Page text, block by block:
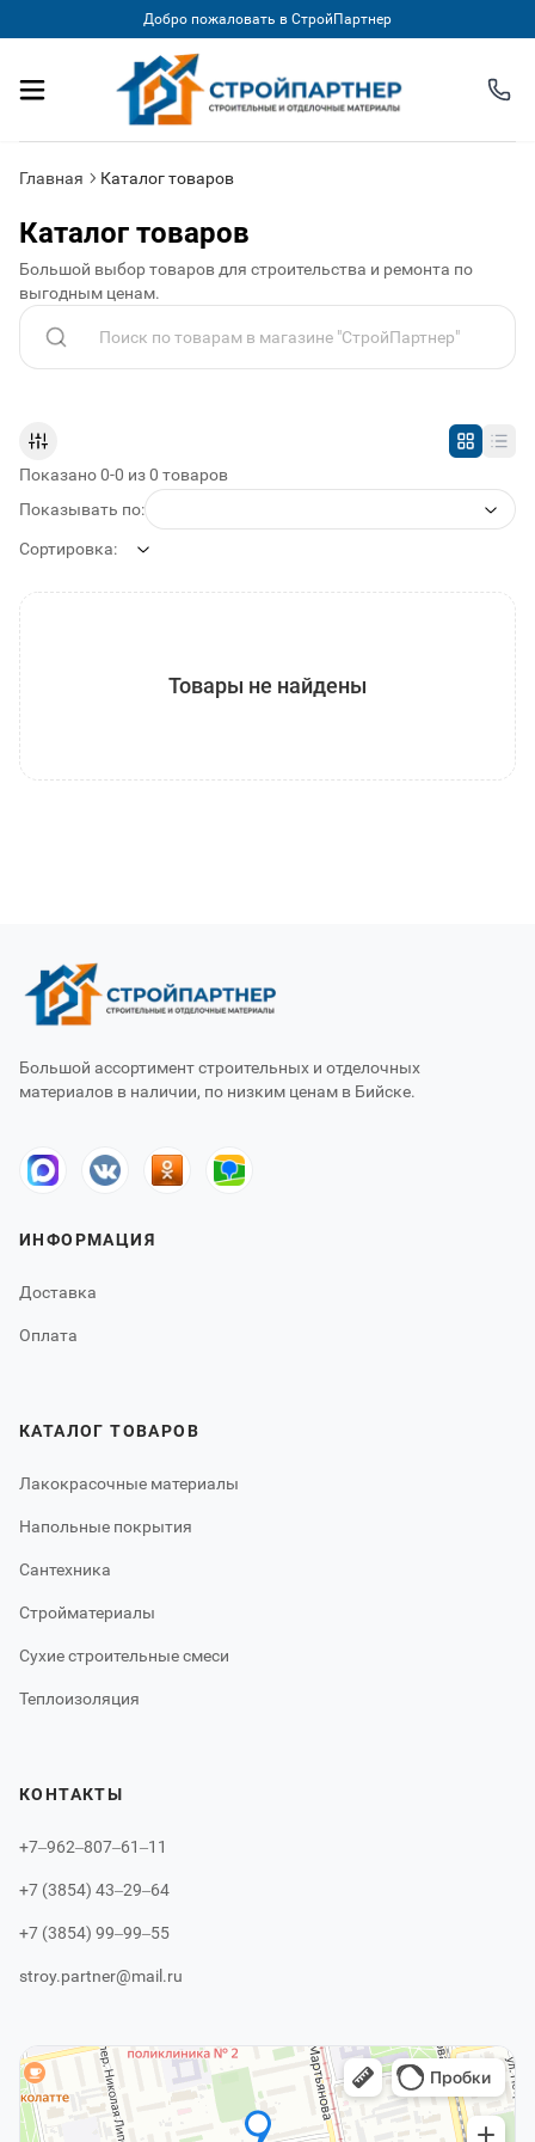
Добро пожаловать в СтройПартнер
Главная Каталог товаров
Каталог товаров
Большой выбор товаров для строительства и ремонта по
выгодным ценам.
Поиск по каталогу
Показано 0-0 из 0 товаров
Показывать по:
Сортировка:
Товары не найдены
Большой ассортимент строительных и отделочных
материалов в наличии, по низким ценам в Бийске.
ИНФОРМАЦИЯ
Доставка
Оплата
КАТАЛОГ ТОВАРОВ
Лакокрасочные материалы
Напольные покрытия
Сантехника
Стройматериалы
Сухие строительные смеси
Теплоизоляция
КОНТАКТЫ
+7‒962‒807‒61‒11
+7 (3854) 43‒29‒64
+7 (3854) 99‒99‒55
stroy.partner@mail.ru